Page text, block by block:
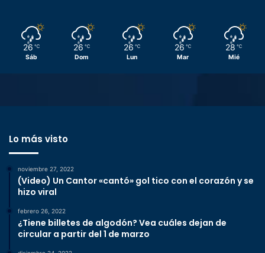
26 ℃
Sáb
26 ℃
Dom
26 ℃
Lun
26 ℃
Mar
28 ℃
Mié
Lo más visto
noviembre 27, 2022
(Video) Un Cantor «cantó» gol tico con el corazón y se
hizo viral
febrero 26, 2022
¿Tiene billetes de algodón? Vea cuáles dejan de
circular a partir del 1 de marzo